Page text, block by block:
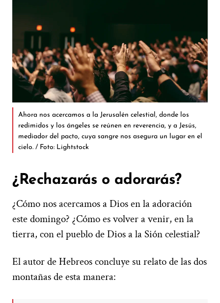
Ahora nos acercamos a la Jerusalén celestial, donde los
redimidos y los ángeles se reúnen en reverencia, y a Jesús,
mediador del pacto, cuya sangre nos asegura un lugar en el
cielo. / Foto: Lightstock
¿Rechazarás o adorarás?
¿Cómo nos acercamos a Dios en la adoración
este domingo? ¿Cómo es volver a venir, en la
tierra, con el pueblo de Dios a la Sión celestial?
El autor de Hebreos concluye su relato de las dos
montañas de esta manera: